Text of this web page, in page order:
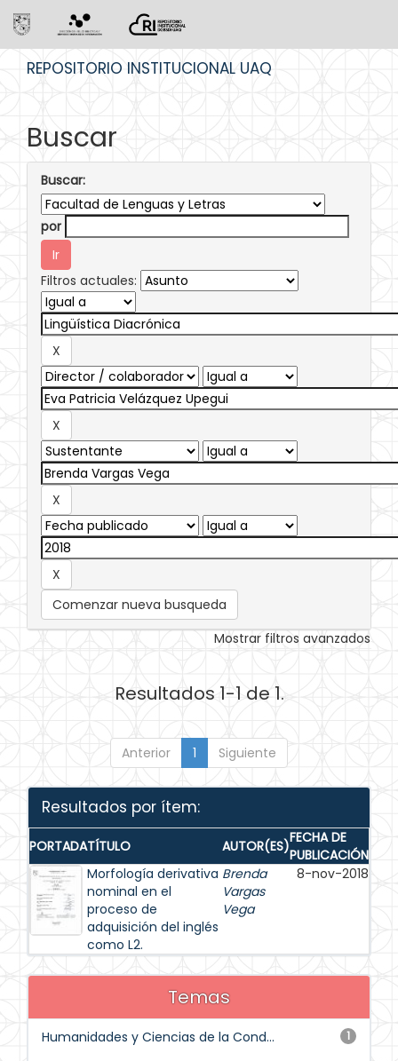
REPOSITORIO INSTITUCIONAL UAQ
Buscar
Buscar:
por
Filtros actuales:
Comenzar nueva busqueda
Mostrar filtros avanzados
Resultados 1-1 de 1.
Anterior 1 Siguiente
Resultados por ítem:
PORTADATÍTULO AUTOR(ES)FECHA DE
PUBLICACIÓN
Morfología derivativa
nominal en el
proceso de
adquisición del inglés
como L2.
Brenda
Vargas
Vega
8-nov-2018
Temas
1
Humanidades y Ciencias de la Cond...